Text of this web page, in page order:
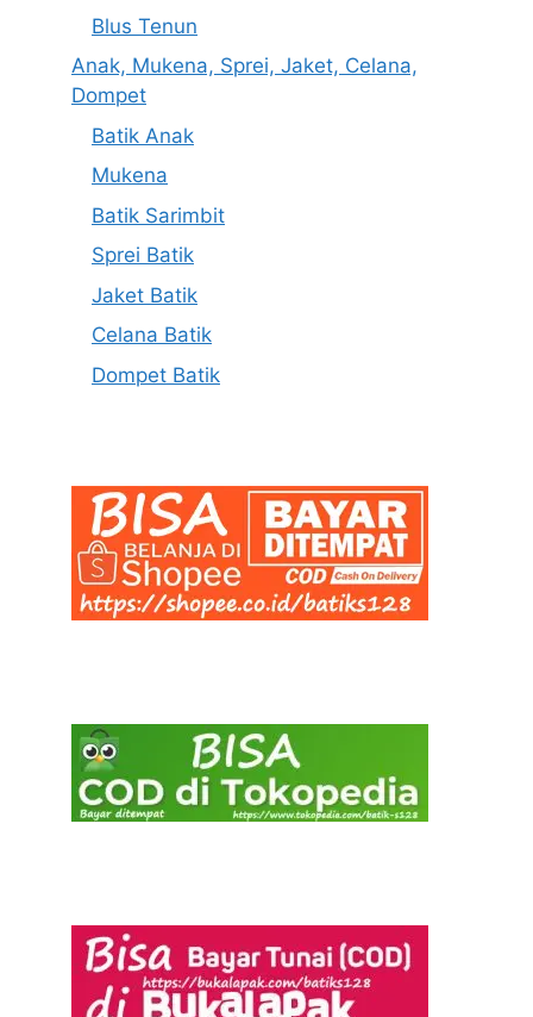
Blus Tenun
Anak, Mukena, Sprei, Jaket, Celana,
Dompet
Batik Anak
Mukena
Batik Sarimbit
Sprei Batik
Jaket Batik
Celana Batik
Dompet Batik